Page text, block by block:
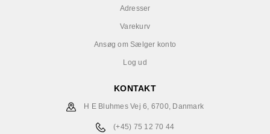
Adresser
Varekurv
Ansøg om Sælger konto
Log ud
KONTAKT
H E Bluhmes Vej 6, 6700, Danmark
(+45) 75 12 70 44